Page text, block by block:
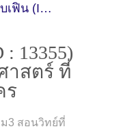
วิชาคณิตศาสตร์ ที่กรุงเทพมหานคร
13355)
สตร์ ที่
ร
3 สอนวิทย์ที่